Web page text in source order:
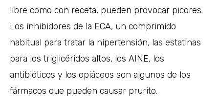
libre como con receta, pueden provocar picores.
Los inhibidores de la ECA, un comprimido
habitual para tratar la hipertensión, las estatinas
para los triglicéridos altos, los AINE, los
antibióticos y los opiáceos son algunos de los
fármacos que pueden causar prurito.